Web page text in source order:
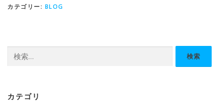
カテゴリー: BLOG
索:
カテゴリ